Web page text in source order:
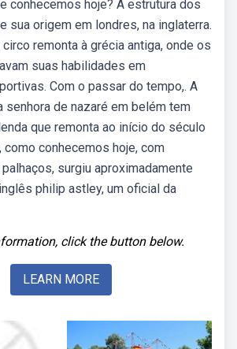
conhecemos hoje? A estrutura dos
sua origem em londres, na inglaterra.
remonta à grécia antiga, onde os
suas habilidades em
Com o passar do tempo,. A
senhora de nazaré em belém tem
que remonta ao início do século
como conhecemos hoje, com
surgiu aproximadamente
philip astley, um oficial da
click the button below.
LEARN MORE